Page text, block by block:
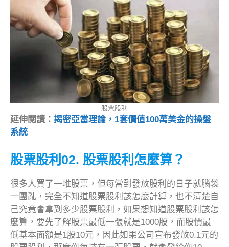
股票股利
延伸閱讀： 揭密亞當理論，1套價值100萬美金的操盤
系統
股票股利02. 股票股利怎麼算？
很多人買了一堆股票，但每當到發放股利的日子就腦袋
一團亂，完全不知道股票股利該怎麼計算，也不清楚自
己究竟會拿到多少股票股利，如果想知道股票股利該怎
麼算，要先了解股票最低一張就是1000股，而股價最
低基本面額是1股10元，因此如果公司宣布發放0.1元的